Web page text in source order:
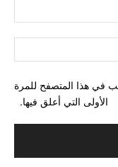
في هذا المتصفح للمرة
الأولى التي أعلق فيها.